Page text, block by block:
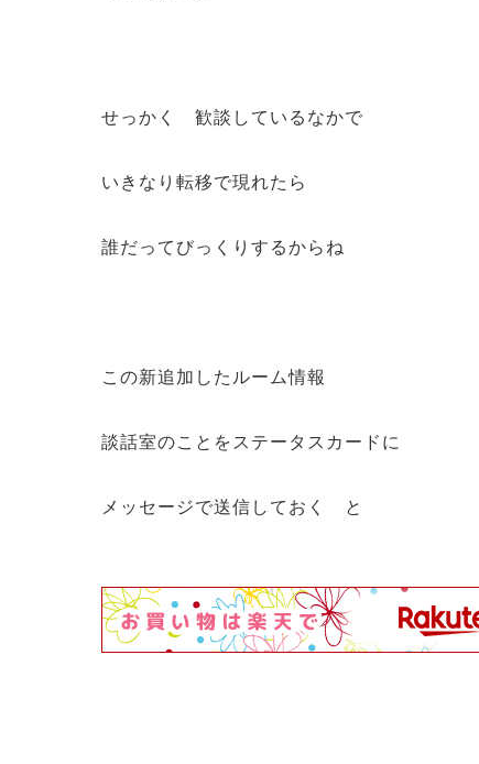
せっかく 歓談しているなかで
いきなり転移で現れたら
誰だってびっくりするからね
この新追加したルーム情報
談話室のことをステータスカードに
メッセージで送信しておく と